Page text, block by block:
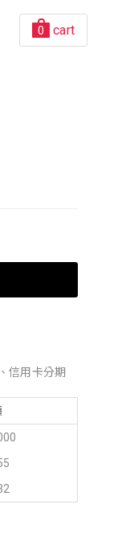
0 cart
信用卡分期